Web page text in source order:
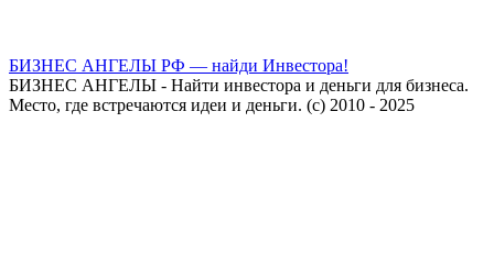
БИЗНЕС АНГЕЛЫ РФ — найди Инвестора!
БИЗНЕС АНГЕЛЫ - Найти инвестора и деньги для бизнеса.
Место, где встречаются идеи и деньги. (с) 2010 - 2025